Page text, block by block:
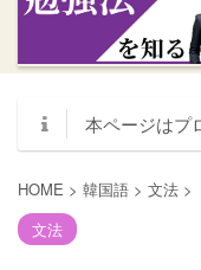
本ページはプ
HOME > 韓国語 > 文法 >
文法